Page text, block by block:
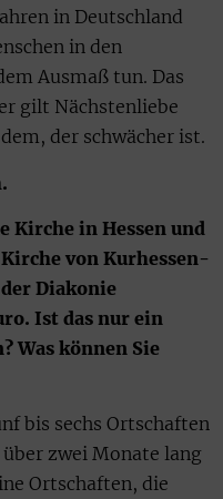
in Deutschland
in den
Ausmaß tun. Das
gilt Nächstenliebe
der schwächer ist.
Kirche in Hessen und
von Kurhessen-
Diakonie
Ist das nur ein
Was können Sie
bis sechs Ortschaften
zwei Monate lang
Ortschaften, die